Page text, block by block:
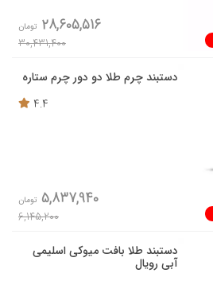
28,605,516 تومان
30,431,400
دستبند چرم طلا دو دور چرم ستاره
4.4
5,837,940 تومان
6,145,200
دستبند طلا بافت میوکی اسلیمی
آبی رویال